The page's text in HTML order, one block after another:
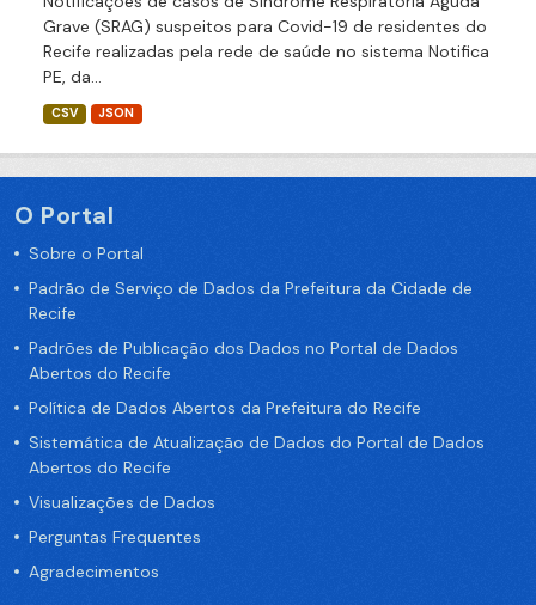
Grave (SRAG) suspeitos para Covid-19 de residentes do
Recife realizadas pela rede de saúde no sistema Notifica
PE, da...
CSV JSON
O Portal
Sobre o Portal
Padrão de Serviço de Dados da Prefeitura da Cidade de
Recife
Padrões de Publicação dos Dados no Portal de Dados
Abertos do Recife
Política de Dados Abertos da Prefeitura do Recife
Sistemática de Atualização de Dados do Portal de Dados
Abertos do Recife
Visualizações de Dados
Perguntas Frequentes
Agradecimentos